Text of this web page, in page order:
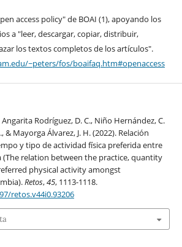
access policy" de BOAI (1), apoyando los
a "leer, descargar, copiar, distribuir,
los textos completos de los artículos".
~peters/fos/boaifaq.htm#openaccess
Rodríguez, D. C., Niño Hernández, C.
& Mayorga Álvarez, J. H. (2022). Relación
y tipo de actividad física preferida entre
(The relation between the practice, quantity
physical activity amongst
Retos,45, 1113-1118.
retos.v44i0.93206